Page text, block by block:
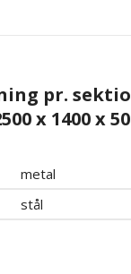
pr.
x 1400 x
metal
stål